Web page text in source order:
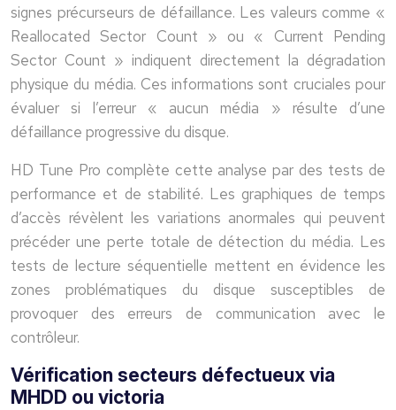
signes précurseurs de défaillance. Les valeurs comme «
Reallocated Sector Count » ou « Current Pending
Sector Count » indiquent directement la dégradation
physique du média. Ces informations sont cruciales pour
évaluer si l’erreur « aucun média » résulte d’une
défaillance progressive du disque.
HD Tune Pro complète cette analyse par des tests de
performance et de stabilité. Les graphiques de temps
d’accès révèlent les variations anormales qui peuvent
précéder une perte totale de détection du média. Les
tests de lecture séquentielle mettent en évidence les
zones problématiques du disque susceptibles de
provoquer des erreurs de communication avec le
contrôleur.
Vérification secteurs défectueux via
MHDD ou victoria